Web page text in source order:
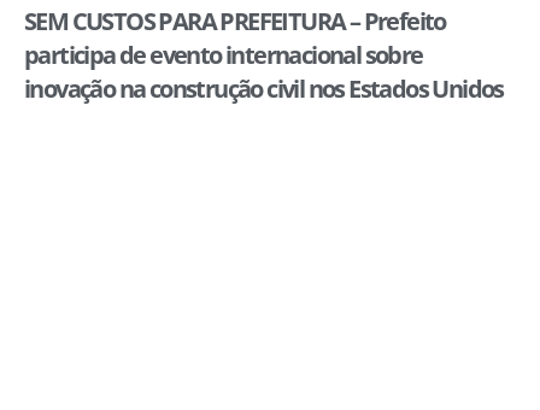
SEM CUSTOS PARA PREFEITURA – Prefeito
participa de evento internacional sobre
inovação na construção civil nos Estados Unidos